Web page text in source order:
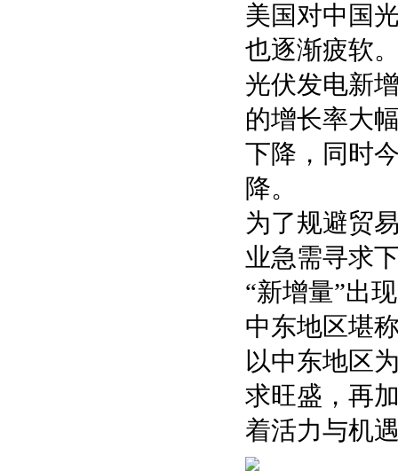
美国对中国
也逐渐疲软
光伏发电新
的增长率大
下降，同时
降。
为了规避贸
业急需寻求
“新增量”出现
中东地区堪
以中东地区
求旺盛，再
着活力与机